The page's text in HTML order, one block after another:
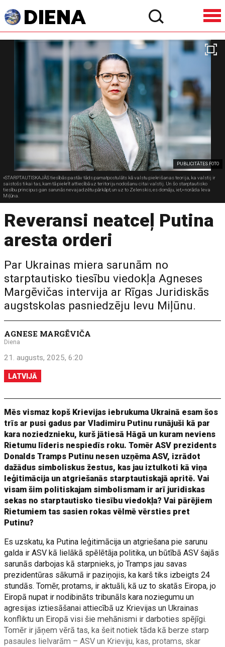
PUBLICITĀTES FOTO
«STARPTAUTISKAJĀS tiesībās pastāv tāds pamatpostulāts kā valstu piekrišanas teorija, ka valstij ir
saistošs tikai tas, kam tā piekrīt attiecībā uz teritoriju nodošanu citai valstij. Un šo starptautisko
tiesību principus gan sarunās nevajadzētu pārkāpt, un uz to Zelenskis, es domāju, iet,» norāda Ieva
Miļūna.
Reveransi neatceļ Putina
aresta orderi
Par Ukrainas miera sarunām no
starptautisko tiesību viedokļa Agneses
Margēvičas intervija ar Rīgas Juridiskās
augstskolas pasniedzēju Ievu Miļūnu.
AGNESE MARGĒVIČA
Diena
21. augusts, 2025, 6:20
LATVIJĀ
Mēs vismaz kopš Krievijas iebrukuma Ukrainā esam šos
trīs ar pusi gadus par Vladimiru Putinu runājuši kā par
kara noziedznieku, kurš jātiesā Hāgā un kuram neviens
Rietumu līderis nespiedīs roku. Tomēr ASV prezidents
Donalds Tramps Putinu nesen uzņēma ASV, izrādot
dažādus simboliskus žestus, kas jau iztulkoti kā viņa
leģitimācija un atgriešanās starptautiskajā apritē. Vai
visam šim politiskajam simbolismam ir arī juridiskas
sekas no starptautisko tiesību viedokļa? Vai pārējiem
Rietumiem tas sasien rokas vēlmē vērsties pret
Putinu?
Es uzskatu, ka Putina leģitimācija un atgriešana pie sarunu
galda ir ASV kā lielākā spēlētāja politika, un būtībā ASV šajās
sarunās darbojas kā starpnieks, jo Tramps jau savas
prezidentūras sākumā ir paziņojis, ka karš tiks izbeigts 24
stundās. Tomēr, protams, ir aktuāli, kā uz to skatās Eiropa, jo
Eiropā nupat ir nodibināts tribunāls kara noziegumu un
agresijas iztiesāšanai attiecībā uz Krievijas un Ukrainas
konfliktu un Eiropā visi šie mehānismi ir darboties spējīgi.
Tomēr ir jāņem vērā tas, ka šeit notiek tāda kā berze starp
pasaules lielvarām – ASV un Krieviju, kas, protams, skar